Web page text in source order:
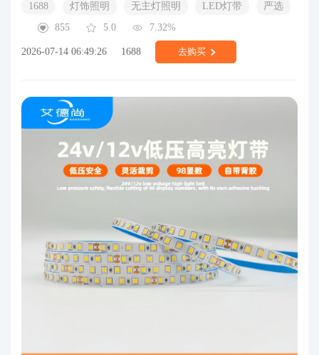
1688 灯饰照明 无主灯照明 LED灯带
严选
855
5.0 7.32%
2026-07-14 06:49:26 1688 去购买